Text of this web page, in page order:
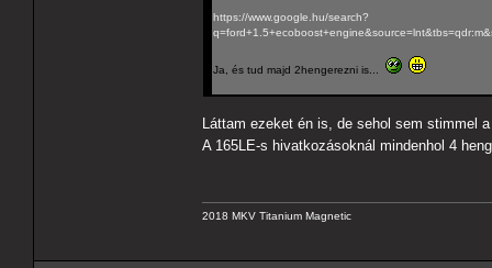
https://www.google.hu/search?
Ja, és tud majd 2hengerezni is...
Láttam ezeket én is, de sehol sem stimmel
A 165LE-s hivatkozásoknál mindenhol 4
2018 MKV Titanium Magnetic